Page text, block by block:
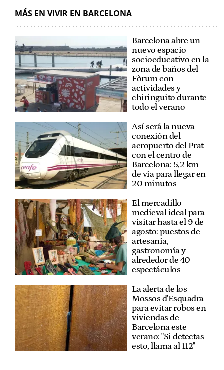
MÁS EN VIVIR EN BARCELONA
Barcelona abre un
nuevo espacio
socioeducativo en la
zona de baños del
Fòrum con
actividades y
chiringuito durante
todo el verano
Así será la nueva
conexión del
aeropuerto del Prat
con el centro de
Barcelona: 5,2 km
de vía para llegar en
20 minutos
El mercadillo
medieval ideal para
visitar hasta el 9 de
agosto: puestos de
artesanía,
gastronomía y
alrededor de 40
espectáculos
La alerta de los
Mossos d'Esquadra
para evitar robos en
viviendas de
Barcelona este
verano: "Si detectas
esto, llama al 112"